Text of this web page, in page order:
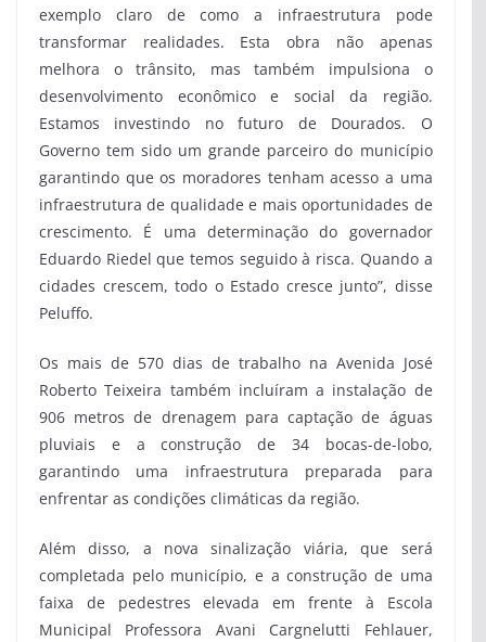
exemplo claro de como a infraestrutura pode
transformar realidades. Esta obra não apenas
melhora o trânsito, mas também impulsiona o
desenvolvimento econômico e social da região.
Estamos investindo no futuro de Dourados. O
Governo tem sido um grande parceiro do município
garantindo que os moradores tenham acesso a uma
infraestrutura de qualidade e mais oportunidades de
crescimento. É uma determinação do governador
Eduardo Riedel que temos seguido à risca. Quando a
cidades crescem, todo o Estado cresce junto”, disse
Peluffo.
Os mais de 570 dias de trabalho na Avenida José
Roberto Teixeira também incluíram a instalação de
906 metros de drenagem para captação de águas
pluviais e a construção de 34 bocas-de-lobo,
garantindo uma infraestrutura preparada para
enfrentar as condições climáticas da região.
Além disso, a nova sinalização viária, que será
completada pelo município, e a construção de uma
faixa de pedestres elevada em frente à Escola
Municipal Professora Avani Cargnelutti Fehlauer,